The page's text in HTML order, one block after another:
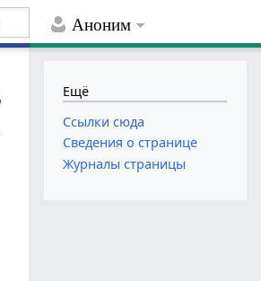
Аноним
Ещё
Ссылки сюда
Сведения о странице
Журналы страницы